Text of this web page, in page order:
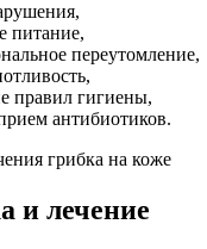
питание,
переутомление,
правил гигиены,
антибиотиков.
и лечение